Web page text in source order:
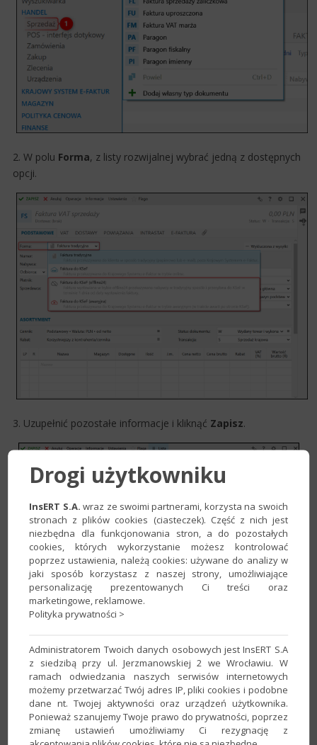
2. W polu Forma, z listy rozwijalnej wybrać jedną z dostępnych
opcji.
3. Uzupełnić pozostałe informacje i kliknąć Zapisz.
Drogi użytkowniku
InsERT S.A. wraz ze swoimi partnerami, korzysta na swoich
stronach z plików cookies (ciasteczek). Część z nich jest
niezbędna dla funkcjonowania stron, a do pozostałych
cookies, których wykorzystanie możesz kontrolować
poprzez ustawienia, należą cookies: używane do analizy w
jaki sposób korzystasz z naszej strony, umożliwiające
personalizację prezentowanych Ci treści oraz
marketingowe, reklamowe.
Polityka prywatności >
Administratorem Twoich danych osobowych jest InsERT S.A
z siedzibą przy ul. Jerzmanowskiej 2 we Wrocławiu. W
ramach odwiedzania naszych serwisów internetowych
możemy przetwarzać Twój adres IP, pliki cookies i podobne
dane nt. Twojej aktywności oraz urządzeń użytkownika.
Ponieważ szanujemy Twoje prawo do prywatności, poprzez
zmianę ustawień umożliwiamy Ci rezygnację z